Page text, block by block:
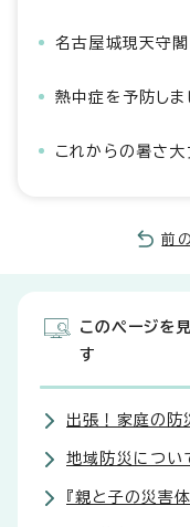
名古屋城現天守
熱中症を予防しま
これからの暑さ大
前
このページを
す
出張！家庭の防
地域防災につい
『親と子の災害